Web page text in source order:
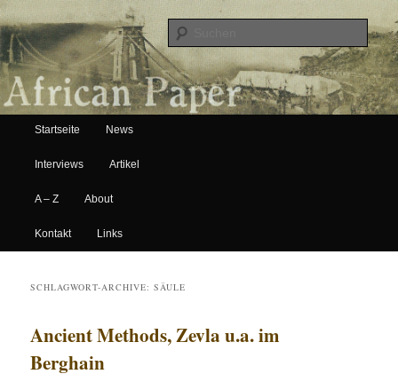
African Paper
Hauptmenü
Zum Inhalt wechseln
Zum sekundären Inhalt wechseln
Startseite News
Interviews Artikel
A – Z About
Kontakt Links
SCHLAGWORT-ARCHIVE:SÄULE
Ancient Methods, Zevla u.a. im
Berghain